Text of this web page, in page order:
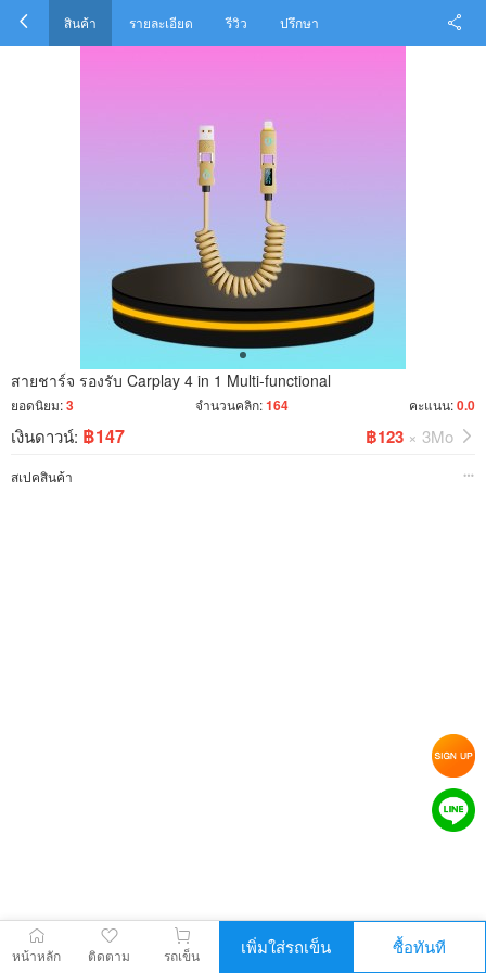
สินค้า รายละเอียด รีวิว ปรึกษา
สายชาร์จ รองรับ Carplay 4 in 1 Multi-functional
ยอดนิยม:3 จำนวนคลิก:164 คะแนน:0.0
เงินดาวน์: ฿147 ฿123 × 3Mo
สเปคสินค้า
หน้าหลัก ติดตาม รถเข็น เพิ่มใส่รถเข็น ซื้อทันที